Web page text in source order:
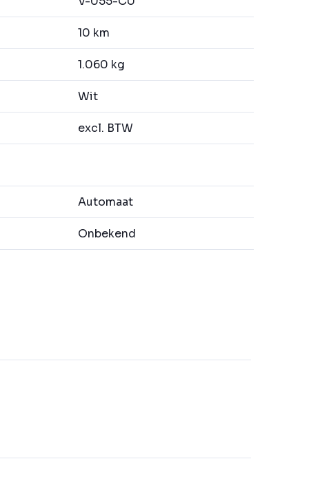
10 km
1.060 kg
Wit
excl. BTW
Automaat
Onbekend